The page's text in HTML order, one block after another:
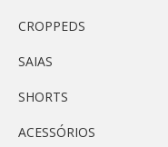
CROPPEDS
SAIAS
SHORTS
ACESSÓRIOS